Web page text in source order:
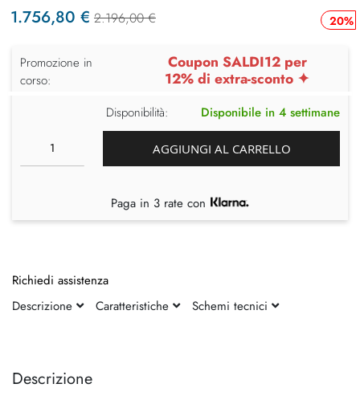
fine
della
Descrizione
20%
1.756,80 € 2.196,00 €
Promozione in
corso:
Coupon SALDI12 per
12% di extra-sconto ✦
Disponibilità: Disponibile in 4 settimane
AGGIUNGI AL CARRELLO
Paga in 3 rate con
Richiedi assistenza
Descrizione
Caratteristiche Schemi tecnici